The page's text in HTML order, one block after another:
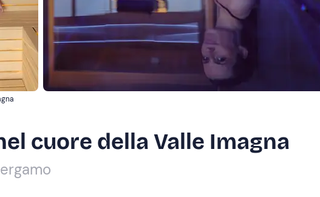
cuore della Valle Imagna